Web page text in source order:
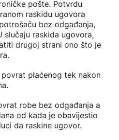
pošte. Potvrdu
raskidu ugovora
bez odgađanja,
slučaju raskida ugovora,
drugoj strani ono što je
plaćenog tek nakon
robe bez odgađanja a
od kada je obavijestio
da raskine ugovor.